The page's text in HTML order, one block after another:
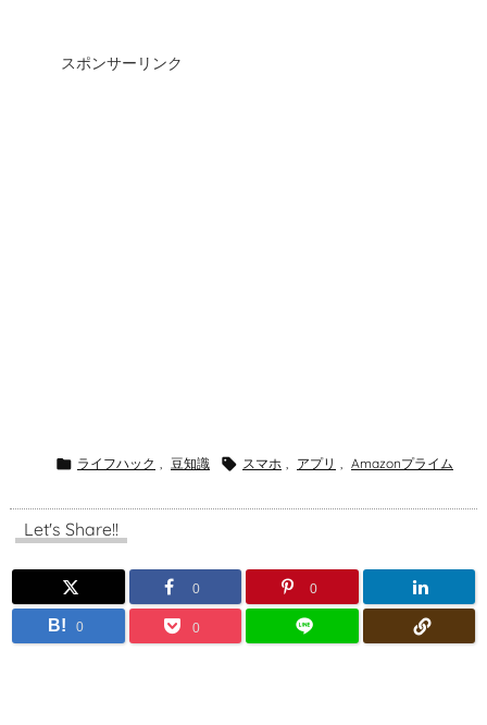
スポンサーリンク
 ライフハック , 豆知識  スマホ , アプリ , Amazonプライム
Let's Share!!
0 0
B! 0 0